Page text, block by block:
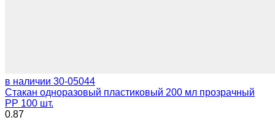
в наличии 30-05044
Стакан одноразовый пластиковый 200 мл прозрачный
PP 100 шт.
0.87